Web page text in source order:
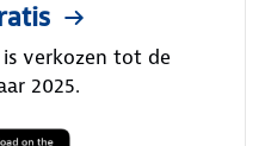
is verkozen tot de
2025.